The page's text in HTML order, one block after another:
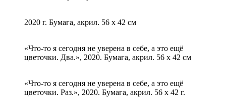
2020 г. Бумага, акрил. 56 х 42 см
«Что-то я сегодня не уверена в себе, а это ещё
цветочки. Два.», 2020. Бумага, акрил. 56 х 42 см
«Что-то я сегодня не уверена в себе, а это ещё
цветочки. Раз.», 2020. Бумага, акрил. 56 х 42 г.